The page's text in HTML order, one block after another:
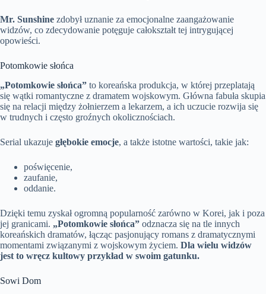
Mr. Sunshine zdobył uznanie za emocjonalne zaangażowanie
widzów, co zdecydowanie potęguje całokształt tej intrygującej
opowieści.
Potomkowie słońca
„Potomkowie słońca” to koreańska produkcja, w której przeplatają
się wątki romantyczne z dramatem wojskowym. Główna fabuła skupia
się na relacji między żołnierzem a lekarzem, a ich uczucie rozwija się
w trudnych i często groźnych okolicznościach.
Serial ukazuje głębokie emocje, a także istotne wartości, takie jak:
poświęcenie,
zaufanie,
oddanie.
Dzięki temu zyskał ogromną popularność zarówno w Korei, jak i poza
jej granicami. „Potomkowie słońca” odznacza się na tle innych
koreańskich dramatów, łącząc pasjonujący romans z dramatycznymi
momentami związanymi z wojskowym życiem. Dla wielu widzów
jest to wręcz kultowy przykład w swoim gatunku.
Sowi Dom